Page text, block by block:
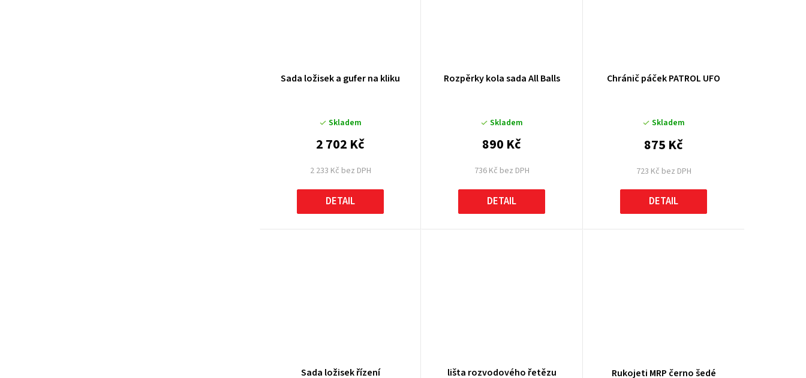
Sada ložisek a gufer na kliku
Skladem
2 233 Kč bez DPH
2 702 Kč
DETAIL
Rozpěrky kola sada All Balls
Skladem
736 Kč bez DPH
890 Kč
DETAIL
Chránič páček PATROL UFO
Skladem
723 Kč bez DPH
875 Kč
DETAIL
Sada ložisek řízení lišta rozvodového řetězu Rukojeti MRP černo šedé